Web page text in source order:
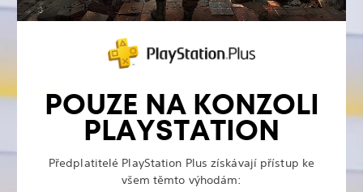
POUZE NA KONZOLI
PLAYSTATION
Předplatitelé PlayStation Plus získávají přístup ke
všem těmto výhodám: